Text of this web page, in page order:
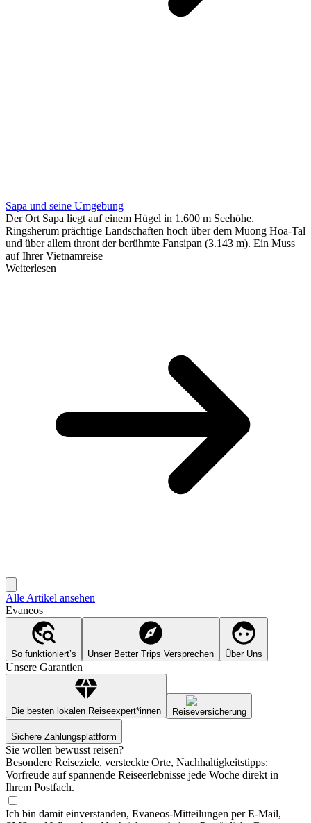
Sapa und seine Umgebung
Der Ort Sapa liegt auf einem Hügel in 1.600 m Seehöhe.
Ringsherum prächtige Landschaften hoch über dem Muong Hoa-Tal
und über allem thront der berühmte Fansipan (3.143 m). Ein Muss
auf Ihrer Vietnamreise
Weiterlesen
Alle Artikel ansehen
Evaneos
So funktioniert’s Unser Better Trips Versprechen Über Uns
Unsere Garantien
Die besten lokalen Reiseexpert*innen Reiseversicherung
Sichere Zahlungsplattform
Sie wollen bewusst reisen?
Besondere Reiseziele, versteckte Orte, Nachhaltigkeitstipps:
Vorfreude auf spannende Reiseerlebnisse jede Woche direkt in
Ihrem Postfach.
Ich bin damit einverstanden, Evaneos-Mitteilungen per E-Mail,